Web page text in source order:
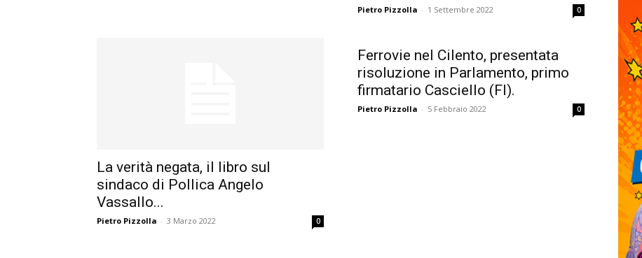
Pietro Pizzolla - 1 Settembre 2022 0
La verità negata, il libro sul
sindaco di Pollica Angelo
Vassallo...
Pietro Pizzolla - 3 Marzo 2022 0
Ferrovie nel Cilento, presentata
risoluzione in Parlamento, primo
firmatario Casciello (FI).
Pietro Pizzolla - 5 Febbraio 2022 0